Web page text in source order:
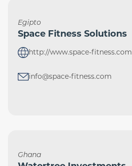
Egipto
Space Fitness Solutions
http://www.space-fitness.com
info@space-fitness.com
Ghana